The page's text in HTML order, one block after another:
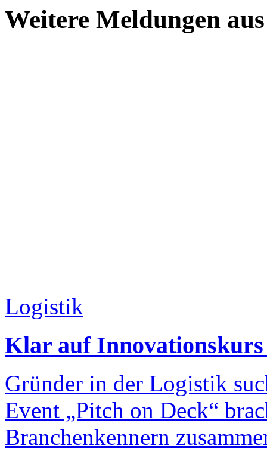
Weitere Meldungen
Logistik
Klar auf Innovationskurs
Gründer in der Logistik
Event „Pitch on Deck“
Branchenkennern